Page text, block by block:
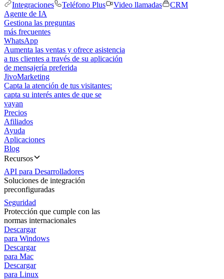
Integraciones
Teléfono Plus Video llamadas
CRM
Agente de IA
Gestiona las preguntas
más frecuentes
WhatsApp
Aumenta las ventas y ofrece asistencia
a tus clientes a través de su aplicación
de mensajería preferida
JivoMarketing
Capta la atención de tus visitantes:
capta su interés antes de que se
vayan
Precios
Afiliados
Ayuda
Aplicaciones
Blog
Recursos
API para Desarrolladores
Soluciones de integración
preconfiguradas
Seguridad
Protección que cumple con las
normas internacionales
Descargar
para Windows
Descargar
para Mac
Descargar
para Linux